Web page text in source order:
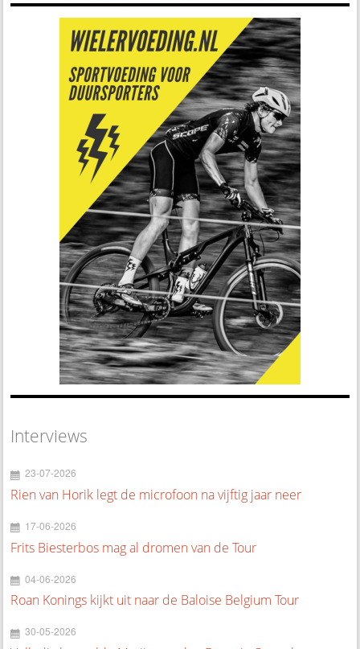
Interviews
23-07-2026
Rien van Horik legt de microfoon na vijftig jaar neer
17-06-2026
Frits Biesterbos mag al dromen van de Tour
04-06-2026
Roan Konings kijkt uit naar de Baloise Belgium Tour
30-05-2026